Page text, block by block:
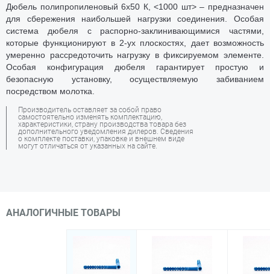
Дюбель полипропиленовый 6х50 К, <1000 шт> – предназначен
для сбережения наибольшей нагрузки соединения. Особая
система дюбеля с распорно-заклинивающимися частями,
которые функционируют в 2-ух плоскостях, дает возможность
умеренно рассредоточить нагрузку в фиксируемом элементе.
Особая конфигурация дюбеля гарантирует простую и
безопасную установку, осуществляемую забиванием
посредством молотка.
Производитель оставляет за собой право
самостоятельно изменять комплектацию,
характеристики, страну производства товара без
дополнительного уведомления дилеров. Сведения
о комплекте поставки, упаковке и внешнем виде
могут отличаться от указанных на сайте.
АНАЛОГИЧНЫЕ ТОВАРЫ